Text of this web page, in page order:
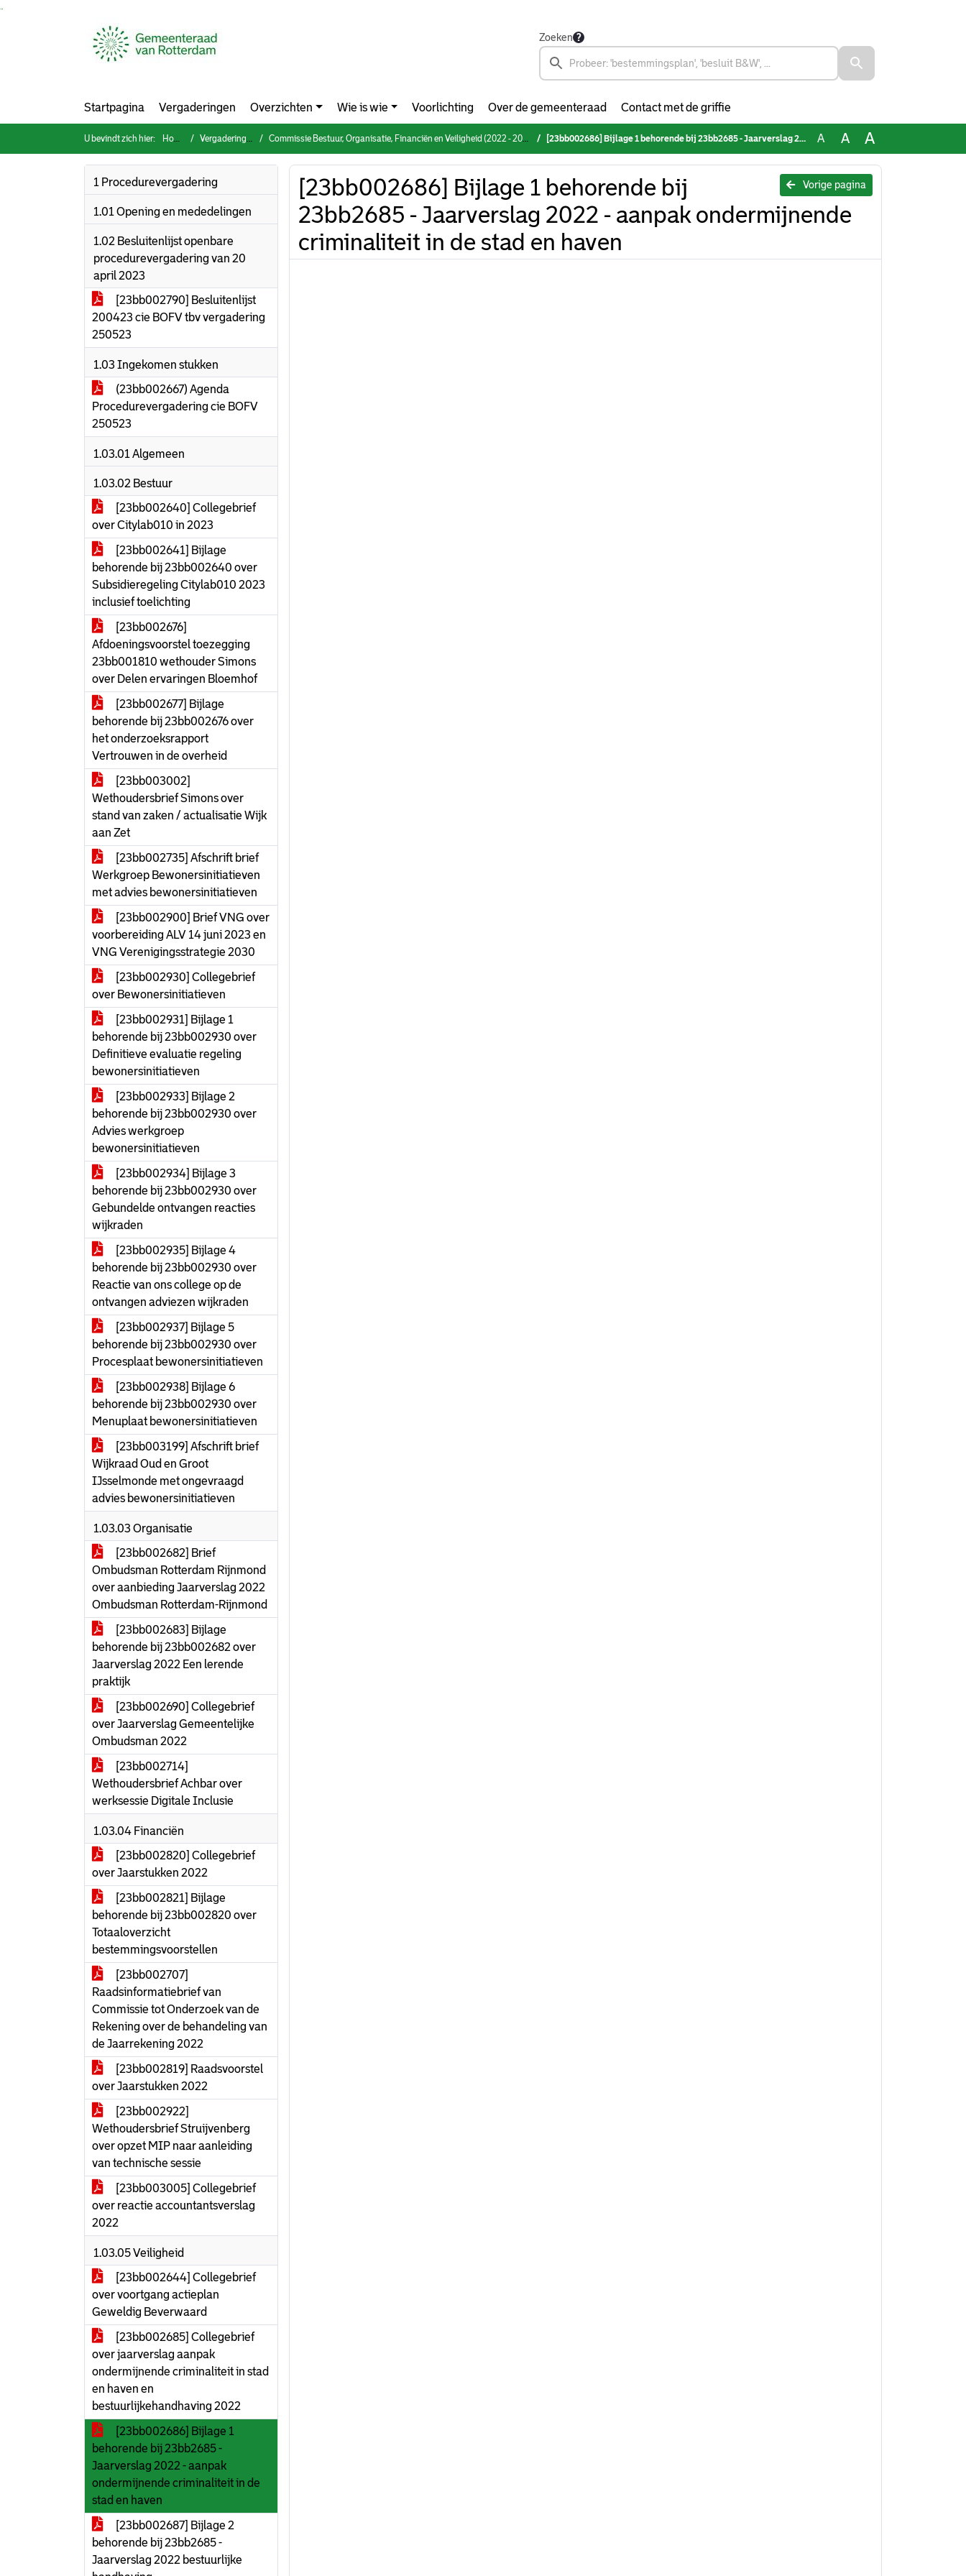
Zoeken
Startpagina Vergaderingen Overzichten Wie is wie Voorlichting Over de gemeenteraad Contact met de griffie
U bevindt zich hier: Home Vergaderingen Commissie Bestuur, Organisatie, Financiën en Veiligheid (2022 - 2026) (donderdag 25 mei 2023) [23bb002686] Bijlage 1 behorende bij 23bb2685 - Jaarverslag 2022 - aanpak ondermijnende criminaliteit in de stad en haven A A A
1 Procedurevergadering
1.01 Opening en mededelingen
1.02 Besluitenlijst openbare
procedurevergadering van 20
april 2023
[23bb002790] Besluitenlijst
200423 cie BOFV tbv vergadering
250523
1.03 Ingekomen stukken
(23bb002667) Agenda
Procedurevergadering cie BOFV
250523
1.03.01 Algemeen
1.03.02 Bestuur
[23bb002640] Collegebrief
over Citylab010 in 2023
[23bb002641] Bijlage
behorende bij 23bb002640 over
Subsidieregeling Citylab010 2023
inclusief toelichting
[23bb002676]
Afdoeningsvoorstel toezegging
23bb001810 wethouder Simons
over Delen ervaringen Bloemhof
[23bb002677] Bijlage
behorende bij 23bb002676 over
het onderzoeksrapport
Vertrouwen in de overheid
[23bb003002]
Wethoudersbrief Simons over
stand van zaken / actualisatie Wijk
aan Zet
[23bb002735] Afschrift brief
Werkgroep Bewonersinitiatieven
met advies bewonersinitiatieven
[23bb002900] Brief VNG over
voorbereiding ALV 14 juni 2023 en
VNG Verenigingsstrategie 2030
[23bb002930] Collegebrief
over Bewonersinitiatieven
[23bb002931] Bijlage 1
behorende bij 23bb002930 over
Definitieve evaluatie regeling
bewonersinitiatieven
[23bb002933] Bijlage 2
behorende bij 23bb002930 over
Advies werkgroep
bewonersinitiatieven
[23bb002934] Bijlage 3
behorende bij 23bb002930 over
Gebundelde ontvangen reacties
wijkraden
[23bb002935] Bijlage 4
behorende bij 23bb002930 over
Reactie van ons college op de
ontvangen adviezen wijkraden
[23bb002937] Bijlage 5
behorende bij 23bb002930 over
Procesplaat bewonersinitiatieven
[23bb002938] Bijlage 6
behorende bij 23bb002930 over
Menuplaat bewonersinitiatieven
[23bb003199] Afschrift brief
Wijkraad Oud en Groot
IJsselmonde met ongevraagd
advies bewonersinitiatieven
1.03.03 Organisatie
[23bb002682] Brief
Ombudsman Rotterdam Rijnmond
over aanbieding Jaarverslag 2022
Ombudsman Rotterdam-Rijnmond
[23bb002683] Bijlage
behorende bij 23bb002682 over
Jaarverslag 2022 Een lerende
praktijk
[23bb002690] Collegebrief
over Jaarverslag Gemeentelijke
Ombudsman 2022
[23bb002714]
Wethoudersbrief Achbar over
werksessie Digitale Inclusie
1.03.04 Financiën
[23bb002820] Collegebrief
over Jaarstukken 2022
[23bb002821] Bijlage
behorende bij 23bb002820 over
Totaaloverzicht
bestemmingsvoorstellen
[23bb002707]
Raadsinformatiebrief van
Commissie tot Onderzoek van de
Rekening over de behandeling van
de Jaarrekening 2022
[23bb002819] Raadsvoorstel
over Jaarstukken 2022
[23bb002922]
Wethoudersbrief Struijvenberg
over opzet MIP naar aanleiding
van technische sessie
[23bb003005] Collegebrief
over reactie accountantsverslag
2022
1.03.05 Veiligheid
[23bb002644] Collegebrief
over voortgang actieplan
Geweldig Beverwaard
[23bb002685] Collegebrief
over jaarverslag aanpak
ondermijnende criminaliteit in stad
en haven en
bestuurlijkehandhaving 2022
[23bb002686] Bijlage 1
behorende bij 23bb2685 -
Jaarverslag 2022 - aanpak
ondermijnende criminaliteit in de
stad en haven
[23bb002687] Bijlage 2
behorende bij 23bb2685 -
Jaarverslag 2022 bestuurlijke
Vorige pagina
[23bb002686] Bijlage 1 behorende bij
23bb2685 - Jaarverslag 2022 - aanpak ondermijnende
criminaliteit in de stad en haven